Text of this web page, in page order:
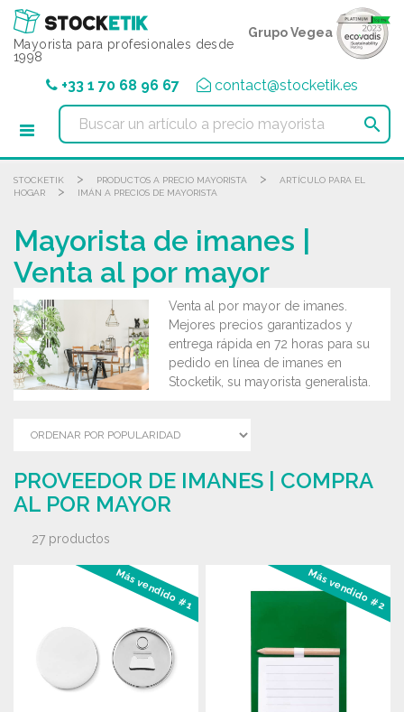
Mayorista para profesionales desde
1998
Grupo Vegea
+33 1 70 68 96 67 contact@stocketik.es

STOCKETIK > PRODUCTOS A PRECIO MAYORISTA >
ARTÍCULO PARA EL
HOGAR
> IMÁN A PRECIOS DE MAYORISTA
Mayorista de imanes |
Venta al por mayor
Venta al por mayor de imanes.
Mejores precios garantizados y
entrega rápida en 72 horas para su
pedido en línea de imanes en
Stocketik, su mayorista generalista.
PROVEEDOR DE IMANES | COMPRA
AL POR MAYOR
27 productos
Más vendido #1 Más vendido #2
Panel de gestión de cookies